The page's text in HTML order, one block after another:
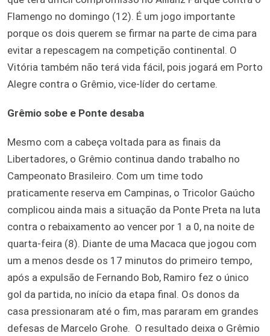
Flamengo no domingo (12). É um jogo importante
porque os dois querem se firmar na parte de cima para
evitar a repescagem na competição continental. O
Vitória também não terá vida fácil, pois jogará em Porto
Alegre contra o Grêmio, vice-líder do certame.
Grêmio sobe e Ponte desaba
Mesmo com a cabeça voltada para as finais da
Libertadores, o Grêmio continua dando trabalho no
Campeonato Brasileiro. Com um time todo
praticamente reserva em Campinas, o Tricolor Gaúcho
complicou ainda mais a situação da Ponte Preta na luta
contra o rebaixamento ao vencer por 1 a 0, na noite de
quarta-feira (8). Diante de uma Macaca que jogou com
um a menos desde os 17 minutos do primeiro tempo,
após a expulsão de Fernando Bob, Ramiro fez o único
gol da partida, no início da etapa final. Os donos da
casa pressionaram até o fim, mas pararam em grandes
defesas de Marcelo Grohe. O resultado deixa o Grêmio